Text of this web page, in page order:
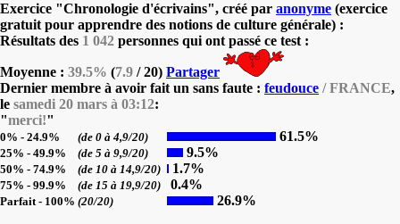
Exercice "Chronologie d'écrivains", créé par anonyme (exercice
gratuit pour apprendre des notions de culture générale) :
Résultats des 1 042 personnes qui ont passé ce test :
Moyenne : 39.5% (7.9 / 20) Partager
Dernier membre à avoir fait un sans faute : feudouce / FRANCE,
le samedi 20 mars à 03:12:
"merci!"
0% - 24.9% (de 0 à 4,9/20) 61.5%
25% - 49.9% (de 5 à 9,9/20) 9.5%
50% - 74.9% (de 10 à 14,9/20) 1.7%
75% - 99.9% (de 15 à 19,9/20) 0.4%
Parfait - 100% (20/20) 26.9%